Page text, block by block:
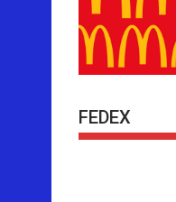
FEDEX